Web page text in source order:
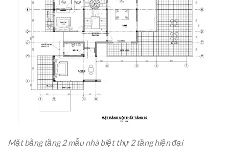
Mặt bằng tầng 2 mẫu nhà biệt thự 2 tầng hiện đại